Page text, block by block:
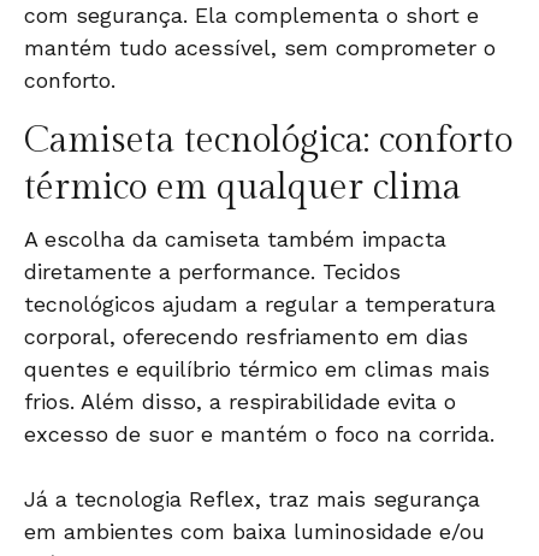
com segurança. Ela complementa o short e
mantém tudo acessível, sem comprometer o
conforto.
Camiseta tecnológica: conforto
térmico em qualquer clima
A escolha da camiseta também impacta
diretamente a performance. Tecidos
tecnológicos ajudam a regular a temperatura
corporal, oferecendo resfriamento em dias
quentes e equilíbrio térmico em climas mais
frios. Além disso, a respirabilidade evita o
excesso de suor e mantém o foco na corrida.
Já a tecnologia Reflex, traz mais segurança
em ambientes com baixa luminosidade e/ou